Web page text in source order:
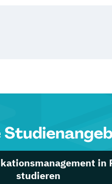
in
studieren